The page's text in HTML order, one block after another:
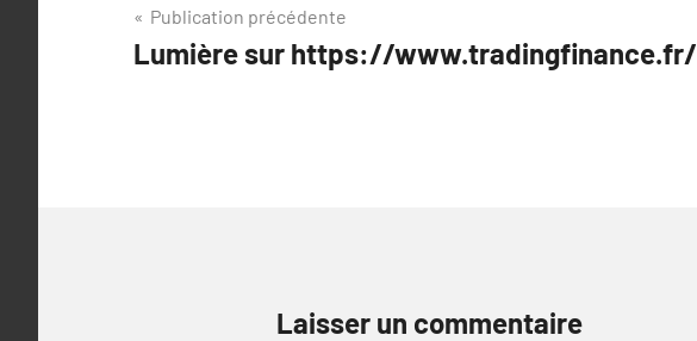
Navigation
de
Publication précédente
Lumière sur https://www.tradingfinance.fr/
Laisser un commentaire